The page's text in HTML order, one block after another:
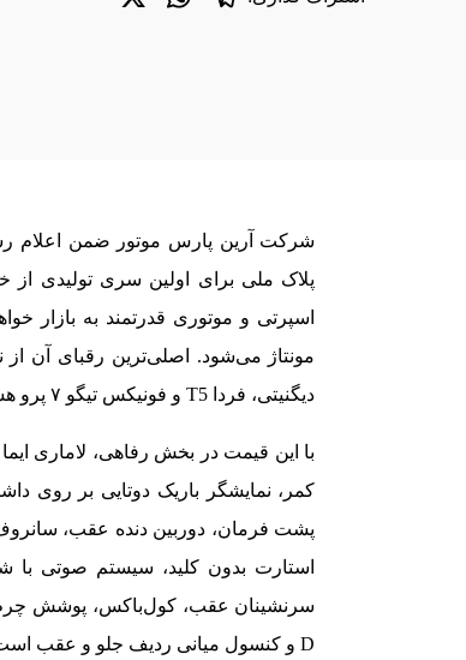
پلاک ملی برای اولین سری تولیدی از
اسپرتی و موتوری قدرتمند به بازار
مونتاژ می‌شود. اصلی‌ترین رقبای آن از
دیگنیتی، فردا T5 و فونیکس تیگو ۷ پرو هستند.
با این قیمت در بخش رفاهی، لاماری
کمر، نمایشگر باریک دوتایی بر روی
پشت فرمان، دوربین دنده عقب، سانروف
استارت بدون کلید، سیستم صوتی با
سرنشینان عقب، کول‌باکس، پوشش
D و کنسول میانی ردیف جلو و عقب است.